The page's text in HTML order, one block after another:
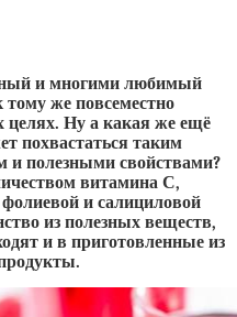
и многими любимый
же повсеместно
целях. Ну а какая же ещё
похвастаться таким
полезными свойствами?
витамина С,
и салициловой
из полезных веществ,
и в приготовленные из